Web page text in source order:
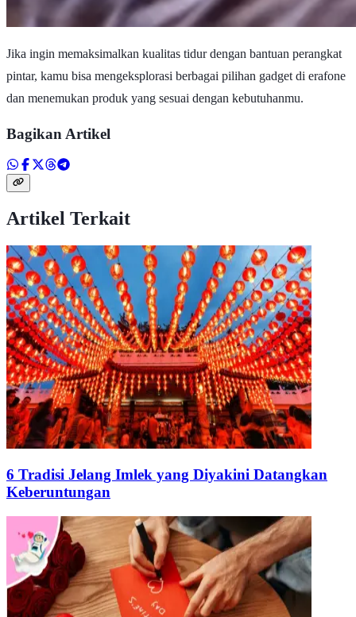
Jika ingin memaksimalkan kualitas tidur dengan bantuan perangkat
pintar, kamu bisa mengeksplorasi berbagai pilihan gadget di erafone
dan menemukan produk yang sesuai dengan kebutuhanmu.
Bagikan Artikel
Artikel Terkait
6 Tradisi Jelang Imlek yang Diyakini Datangkan
Keberuntungan